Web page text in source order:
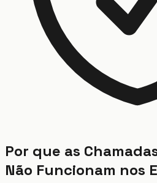
Por que as
Não Funcionam nos